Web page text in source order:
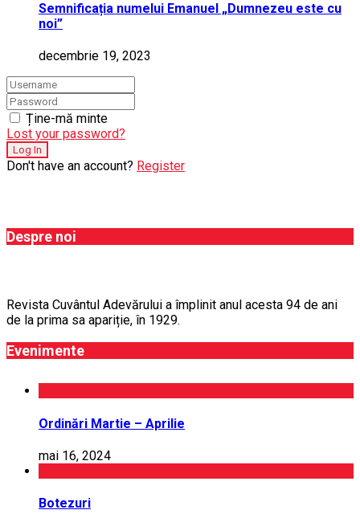
Semnificația numelui Emanuel „Dumnezeu este cu
noi”
decembrie 19, 2023
Ține-mă minte
Lost your password?
Don't have an account? Register
Despre noi
Revista Cuvântul Adevărului a împlinit anul acesta 94 de ani
de la prima sa apariție, în 1929.
Evenimente
Ordinări Martie – Aprilie
mai 16, 2024
Botezuri